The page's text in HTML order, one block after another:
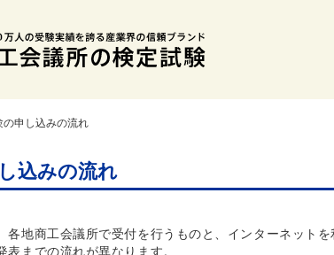
の申し込みの流れ
込みの流れ
各地商工会議所で受付を行うものと、インターネット
表までの流れが異なります。